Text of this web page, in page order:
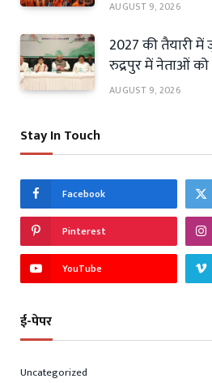
AUGUST 9, 2026
2027 की तैयारी
रुद्रपुर में नेताओं
AUGUST 9, 2026
Stay In Touch
Facebook
Pinterest
YouTube
ई-पेपर
Uncategorized